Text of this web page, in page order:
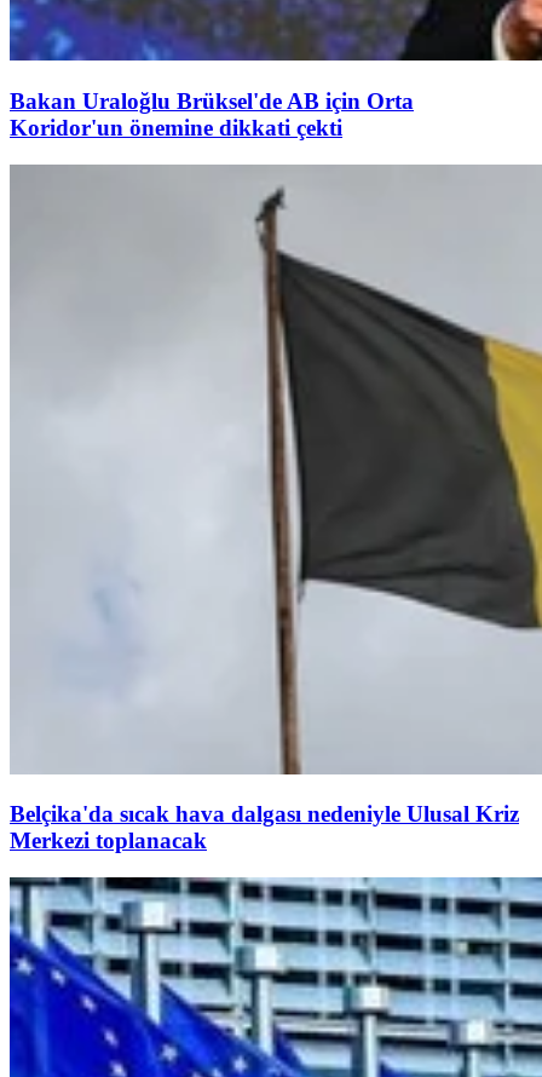
Bakan Uraloğlu Brüksel'de AB için Orta
Koridor'un önemine dikkati çekti
Belçika'da sıcak hava dalgası nedeniyle Ulusal Kriz
Merkezi toplanacak